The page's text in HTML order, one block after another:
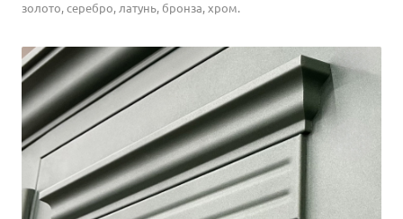
золото, серебро, латунь, бронза, хром.